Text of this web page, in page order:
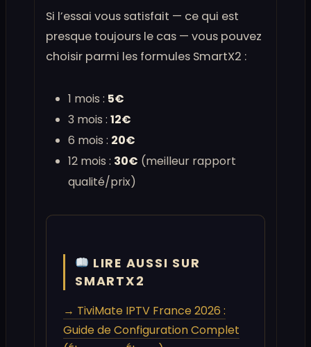
Si l’essai vous satisfait — ce qui est
presque toujours le cas — vous pouvez
choisir parmi les formules SmartX2 :
1 mois : 5€
3 mois : 12€
6 mois : 20€
12 mois : 30€ (meilleur rapport
qualité/prix)
LIRE AUSSI SUR
SMARTX2
→ TiviMate IPTV France 2026 :
Guide de Configuration Complet